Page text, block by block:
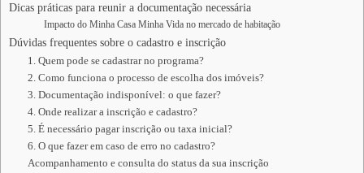
Dicas práticas para reunir a documentação necessária
Impacto do Minha Casa Minha Vida no mercado de habitação
Dúvidas frequentes sobre o cadastro e inscrição
1. Quem pode se cadastrar no programa?
2. Como funciona o processo de escolha dos imóveis?
3. Documentação indisponível: o que fazer?
4. Onde realizar a inscrição e cadastro?
5. É necessário pagar inscrição ou taxa inicial?
6. O que fazer em caso de erro no cadastro?
Acompanhamento e consulta do status da sua inscrição